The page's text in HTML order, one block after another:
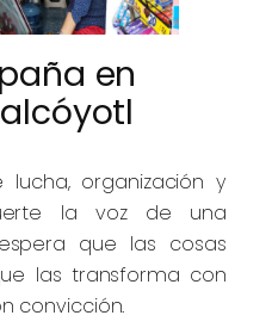
en
lucha, organización y
la voz de una
que las cosas
las transforma con
convicción.